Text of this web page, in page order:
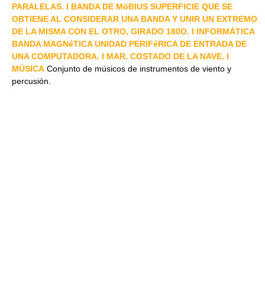
PARALELAS. I BANDA DE MöBIUS SUPERFICIE QUE SE
OBTIENE AL CONSIDERAR UNA BANDA Y UNIR UN EXTREMO
DE LA MISMA CON EL OTRO, GIRADO 180O. I INFORMÁTICA
BANDA MAGNéTICA UNIDAD PERIFéRICA DE ENTRADA DE
UNA COMPUTADORA. I MAR. COSTADO DE LA NAVE. I
MÚSICA Conjunto de músicos de instrumentos de viento y
percusión.